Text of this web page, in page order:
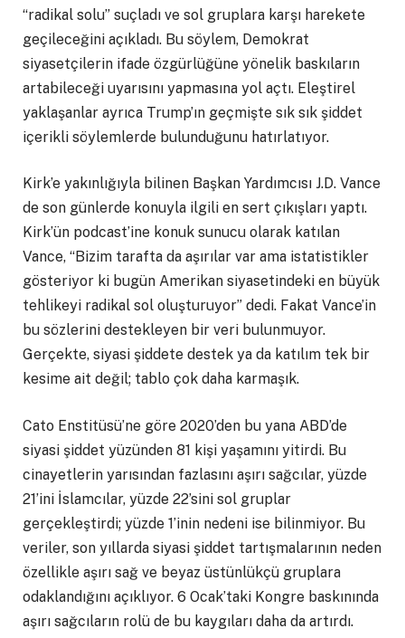
“radikal solu” suçladı ve sol gruplara karşı harekete
geçileceğini açıkladı. Bu söylem, Demokrat
siyasetçilerin ifade özgürlüğüne yönelik baskıların
artabileceği uyarısını yapmasına yol açtı. Eleştirel
yaklaşanlar ayrıca Trump’ın geçmişte sık sık şiddet
içerikli söylemlerde bulunduğunu hatırlatıyor.
Kirk’e yakınlığıyla bilinen Başkan Yardımcısı J.D. Vance
de son günlerde konuyla ilgili en sert çıkışları yaptı.
Kirk’ün podcast’ine konuk sunucu olarak katılan
Vance, “Bizim tarafta da aşırılar var ama istatistikler
gösteriyor ki bugün Amerikan siyasetindeki en büyük
tehlikeyi radikal sol oluşturuyor” dedi. Fakat Vance’in
bu sözlerini destekleyen bir veri bulunmuyor.
Gerçekte, siyasi şiddete destek ya da katılım tek bir
kesime ait değil; tablo çok daha karmaşık.
Cato Enstitüsü’ne göre 2020’den bu yana ABD’de
siyasi şiddet yüzünden 81 kişi yaşamını yitirdi. Bu
cinayetlerin yarısından fazlasını aşırı sağcılar, yüzde
21’ini İslamcılar, yüzde 22’sini sol gruplar
gerçekleştirdi; yüzde 1’inin nedeni ise bilinmiyor. Bu
veriler, son yıllarda siyasi şiddet tartışmalarının neden
özellikle aşırı sağ ve beyaz üstünlükçü gruplara
odaklandığını açıklıyor. 6 Ocak’taki Kongre baskınında
aşırı sağcıların rolü de bu kaygıları daha da artırdı.